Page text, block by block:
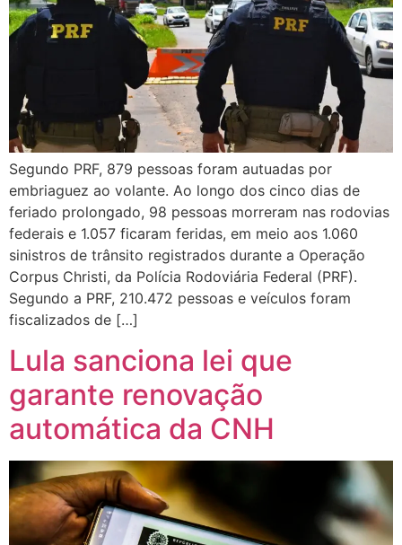
Segundo PRF, 879 pessoas foram autuadas por
embriaguez ao volante. Ao longo dos cinco dias de
feriado prolongado, 98 pessoas morreram nas rodovias
federais e 1.057 ficaram feridas, em meio aos 1.060
sinistros de trânsito registrados durante a Operação
Corpus Christi, da Polícia Rodoviária Federal (PRF).
Segundo a PRF, 210.472 pessoas e veículos foram
fiscalizados de […]
Lula sanciona lei que
garante renovação
automática da CNH